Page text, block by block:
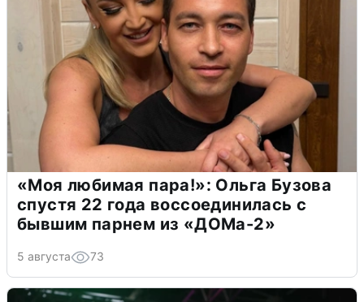
«Моя любимая пара!»: Ольга Бузова
спустя 22 года воссоединилась с
бывшим парнем из «ДОМа-2»
5 августа 73